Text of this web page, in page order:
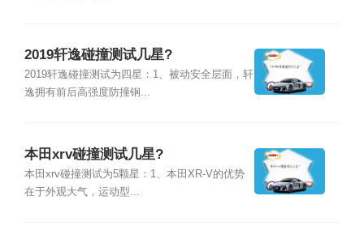
2019轩逸碰撞测试几星?
2019轩逸碰撞测试为四星：1、被动安全层面，轩
逸拥有前后高强度防撞钢...
本田xrv碰撞测试几星?
本田xrv碰撞测试为5颗星：1、本田XR-V的优势
在于外观大气，运动型...